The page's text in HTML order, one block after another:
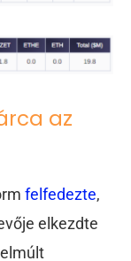
az
felfedezte,
elkezdte